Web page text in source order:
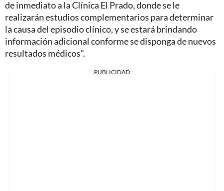
de inmediato a la Clínica El Prado, donde se le
realizarán estudios complementarios para determinar
la causa del episodio clínico, y se estará brindando
información adicional conforme se disponga de nuevos
resultados médicos".
PUBLICIDAD